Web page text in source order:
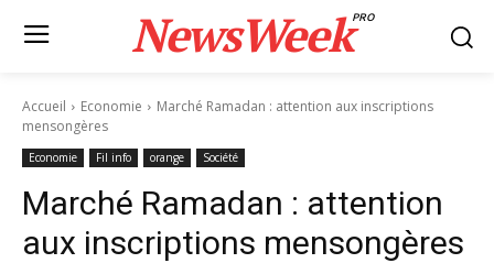
NewsWeekPRO
Accueil Economie
Marché Ramadan : attention aux inscriptions
mensongères
Economie Fil info orange Société
Marché Ramadan : attention
aux inscriptions mensongères